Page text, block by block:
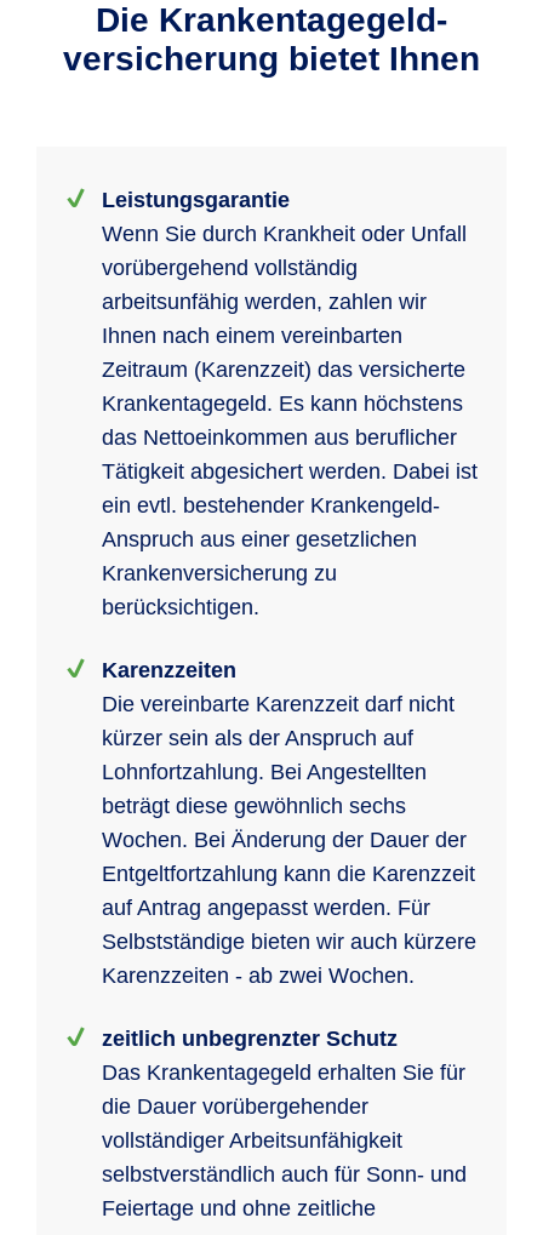
Die Krankentagegeld­
versicherung bietet Ihnen
Leistungsgarantie
Wenn Sie durch Krankheit oder Unfall
vorübergehend vollständig
arbeitsunfähig werden, zahlen wir
Ihnen nach einem vereinbarten
Zeitraum (Karenzzeit) das versicherte
Krankentagegeld. Es kann höchstens
das Nettoeinkommen aus beruflicher
Tätigkeit abgesichert werden. Dabei ist
ein evtl. bestehender Krankengeld-
Anspruch aus einer gesetzlichen
Krankenversicherung zu
berücksichtigen.
Karenzzeiten
Die vereinbarte Karenzzeit darf nicht
kürzer sein als der Anspruch auf
Lohnfortzahlung. Bei Angestellten
beträgt diese gewöhnlich sechs
Wochen. Bei Änderung der Dauer der
Entgeltfortzahlung kann die Karenzzeit
auf Antrag angepasst werden. Für
Selbstständige bieten wir auch kürzere
Karenzzeiten - ab zwei Wochen.
zeitlich unbegrenzter Schutz
Das Krankentagegeld erhalten Sie für
die Dauer vorübergehender
vollständiger Arbeitsunfähigkeit
selbstverständlich auch für Sonn- und
Feiertage und ohne zeitliche